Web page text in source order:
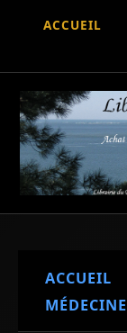
ACCUEIL
ACCUEIL
MÉDECINE